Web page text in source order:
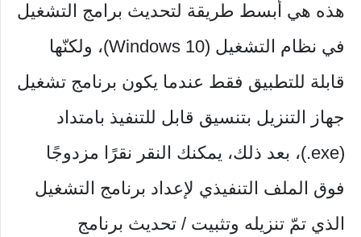
هذه هي أبسط طريقة لتحديث برامج التشغيل
في نظام التشغيل (Windows 10)، ولكنّها
قابلة للتطبيق فقط عندما يكون برنامج تشغيل
جهاز التنزيل بتنسيق قابل للتنفيذ بامتداد
(exe.)، بعد ذلك، يمكنك النقر نقرًا مزدوجًا
فوق الملف التنفيذي لإعداد برنامج التشغيل
الذي تمّ تنزيله وتثبيت / تحديث برنامج